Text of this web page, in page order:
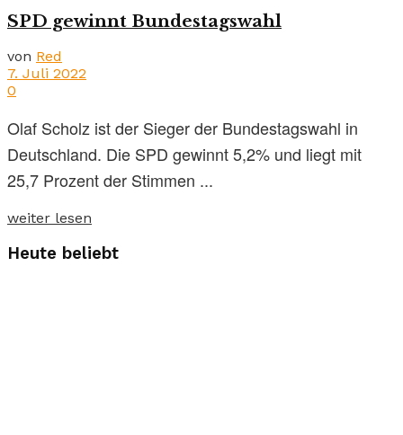
SPD gewinnt Bundestagswahl
von Red
7. Juli 2022
0
Olaf Scholz ist der Sieger der Bundestagswahl in
Deutschland. Die SPD gewinnt 5,2% und liegt mit
25,7 Prozent der Stimmen ...
weiter lesen
Heute beliebt